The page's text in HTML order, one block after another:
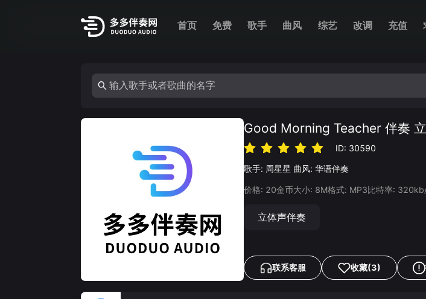
首页 免费 歌手 曲风 综艺 改调 充值
Good Morning Teacher 伴奏
ID: 30590
歌手: 周星星 曲风: 华语伴奏
价格: 20金币大小: 8M格式: MP3比特率: 320
立体声伴奏
联系客服 收藏(3)